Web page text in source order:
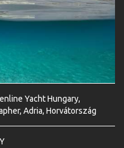
Yacht Hungary,
Adria, Horvátország